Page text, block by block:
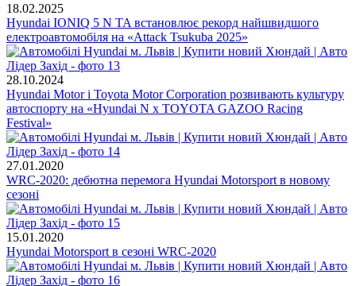
18.02.2025
Hyundai IONIQ 5 N TA встановлює рекорд найшвидшого
електроавтомобіля на «Attack Tsukuba 2025»
28.10.2024
Hyundai Motor і Toyota Motor Corporation розвивають культуру
автоспорту на «Hyundai N x TOYOTA GAZOO Racing
Festival»
27.01.2020
WRC-2020: дебютна перемога Hyundai Motorsport в новому
сезоні
15.01.2020
Hyundai Motorsport в сезоні WRC-2020